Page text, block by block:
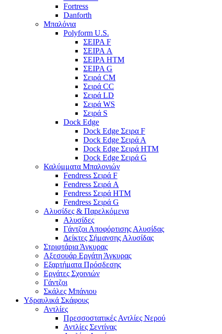
Fortress
Danforth
Μπαλόνια
Polyform U.S.
ΣΕΙΡΑ F
ΣΕΙΡΑ A
ΣΕΙΡΑ HTM
ΣΕΙΡΑ G
Σειρά CM
Σειρά CC
Σειρά LD
Σειρά WS
Σειρά S
Dock Edge
Dock Edge Σειρα F
Dock Edge Σειρά Α
Dock Edge Σειρά HTM
Dock Edge Σειρά G
Καλύμματα Μπαλονιών
Fendress Σειρά F
Fendress Σειρά A
Fendress Σειρά HTM
Fendress Σειρά G
Αλυσίδες & Παρελκόμενα
Αλυσίδες
Γάντζοι Αποφόρτισης Αλυσίδας
Δείκτες Σήμανσης Αλυσίδας
Στριφτάρια Άγκυρας
Αξεσουάρ Εργάτη Άγκυρας
Εξαρτήματα Πρόσδεσης
Εργάτες Σχοινιών
Γάντζοι
Σκάλες Μπάνιου
Υδραυλικά Σκάφους
Αντλίες
Πρεσσοστατικές Αντλίες Νερού
Αντλίες Σεντίνας